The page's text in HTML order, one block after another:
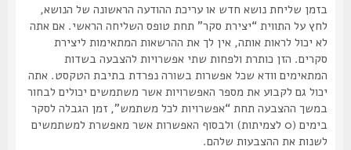
בזמן שליחת נושא חדש או עריכת ההודעה הראשונה של הנושא,
לחץ על התווית “יצירת סקר” תחת טופס השליחה הראשי. אם אתה
לא יכול לראות אותה, אין לך את ההרשאות המתאימות ליצירת
סקרים. הזן כותרת ולפחות שתי אפשרויות להצבעה בשדות
המתאימים וודא שכל אפשרות בשורה נפרדת בתיבת הטקסט. אתה
יכול גם לקבוע את מספר האפשרויות אשר משתמשים יכולים לבחור
במשך ההצבעה תחת “אפשרויות לכל משתמש”, זמן הגבלה לסקר
בימים (0 לצמיתות) ולבסוף האפשרות אשר מאפשרת למשתמשים
לשנות את ההצבעות שלהם.